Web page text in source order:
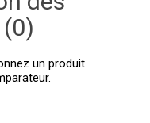
un produit